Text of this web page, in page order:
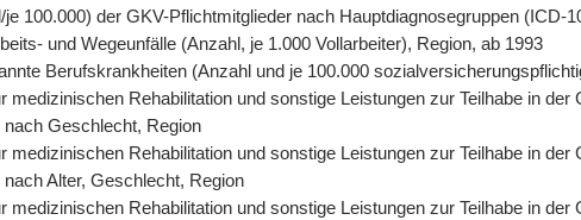
100.000) der GKV-Pflichtmitglieder nach Hauptdiagnosegruppen (ICD-
und Wegeunfälle (Anzahl, je 1.000 Vollarbeiter), Region, ab 1993
Berufskrankheiten (Anzahl und je 100.000
medizinischen Rehabilitation und sonstige Leistungen zur Teilhabe in
Geschlecht, Region
medizinischen Rehabilitation und sonstige Leistungen zur Teilhabe in
Alter, Geschlecht, Region
medizinischen Rehabilitation und sonstige Leistungen zur Teilhabe in